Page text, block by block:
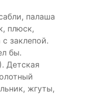
палаша
плюск,
заклепой.
бы.
Детская
жгуты,